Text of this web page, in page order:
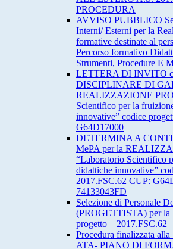
PROCEDURA
AVVISO PUBBLICO
Interni/ Esterni per la
formative destinate al
Percorso formativo
Strumenti, Procedure E
LETTERA DI INVITO
DISCIPLINARE DI
REALIZZAZIONE
Scientifico per la
innovative” codice
G64D17000
DETERMINA A
MePA per la
“Laboratorio Scientifico
didattiche innovative”
2017.FSC.62 CUP:
74133043FD
Selezione di Personale
(PROGETTISTA) per la
progetto—2017.FSC.62
Procedura finalizzata alla
ATA- PIANO DI